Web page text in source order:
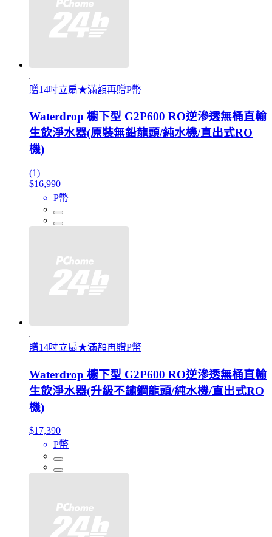
贈14吋立扇★滿額再贈P幣
Waterdrop 櫥下型 G2P600 RO逆滲透無桶直輸
生飲淨水器(原裝無鉛龍頭/純水機/直出式RO
機)
(1)
$16,990
P幣
贈14吋立扇★滿額再贈P幣
Waterdrop 櫥下型 G2P600 RO逆滲透無桶直輸
生飲淨水器(升級不鏽鋼龍頭/純水機/直出式RO
機)
$17,390
P幣